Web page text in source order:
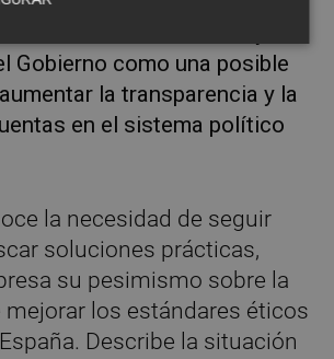
directa de alcaldes y
Gobierno como una posible
la transparencia y la
en el sistema político
la necesidad de seguir
soluciones prácticas,
su pesimismo sobre la
los estándares éticos
Describe la situación